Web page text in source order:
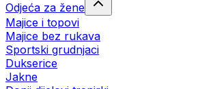
Odjeća za žene
Majice i topovi
Majice bez rukava
Sportski grudnjaci
Dukserice
Jakne